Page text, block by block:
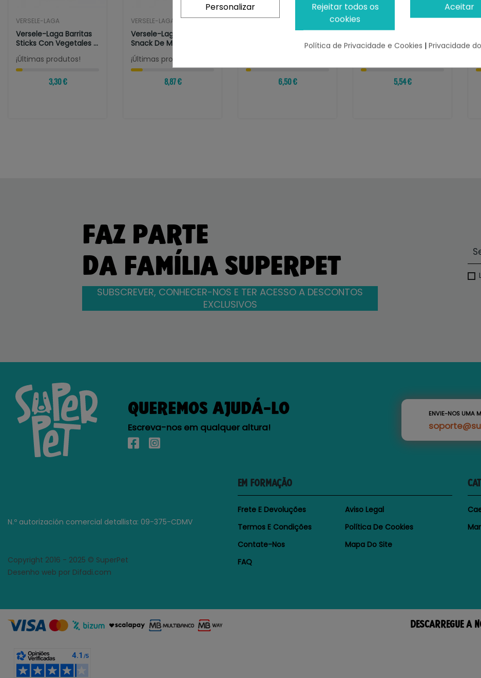
VERSELE-LAGA
Versele-Laga Barritas
Sticks Con Vegetales Y
Diente...
¡Últimas produtos!
3,30 €
VERSELE-LAGA
Versele-Laga Prestige
Snack De Mijo En
Racimo Para Aves
¡Últimas produtos!
8,87 €
VERSELE-LAGA
6,50 €
Sticks Loros Con
5,54 €
FAZ PARTE
DA FAMÍLIA SUPERPET
SUBSCREVER, CONHECER-NOS E TER ACESSO A DESCONTOS
EXCLUSIVOS
QUEREMOS AJUDÁ-LO
Escreva-nos em qualquer altura!
ENVIE-NOS UMA
N.º autorización comercial detallista: 09-375-CDMV
Copyright 2016 - 2025 © SuperPet
Desenho web por Difadi.com
EM FORMAÇÃO
Frete E Devoluções
Aviso Legal
Termos E Condições
Política De Cookies
Contate-Nos
Mapa Do Site
FAQ
DESCARREGUE A
Aceitar
Rejeitar todos os
cookies
Personalizar
Política de Privacidade e Cookies | Privacidade